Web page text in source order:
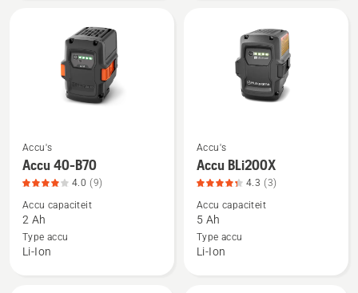
Bekijk
meer
details
over
Accu
40-
Accu's
Accu 40-B70
4.0 (9)
Accu capaciteit
2 Ah
Type accu
Li-Ion
Bekijk
meer
details
over
Accu
BLi200X,
Accu's
Accu BLi200X
4.3 (3)
Accu capaciteit
5 Ah
Type accu
Li-Ion